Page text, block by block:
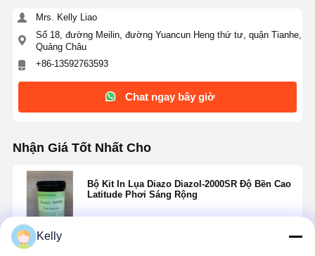
Mrs. Kelly Liao
Số 18, đường Meilin, đường Yuancun Heng thứ tư, quận Tianhe,
Quảng Châu
+86-13592763593
Chat ngay bây giờ
Nhận Giá Tốt Nhất Cho
Bộ Kit In Lụa Diazo Diazol-2000SR Độ Bền Cao
Latitude Phơi Sáng Rộng
Kelly